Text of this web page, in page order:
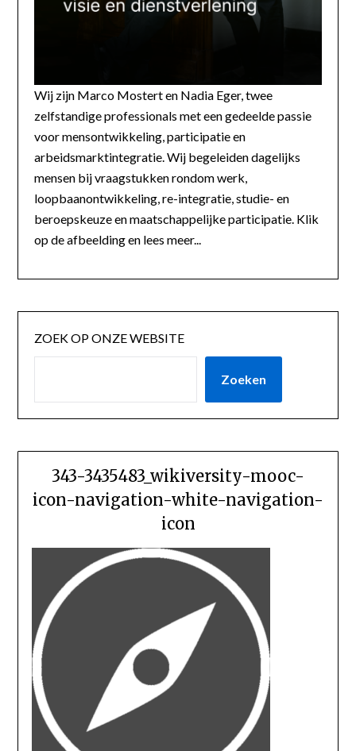
Wij zijn Marco Mostert en Nadia Eger, twee
zelfstandige professionals met een gedeelde passie
voor mensontwikkeling, participatie en
arbeidsmarktintegratie. Wij begeleiden dagelijks
mensen bij vraagstukken rondom werk,
loopbaanontwikkeling, re-integratie, studie- en
beroepskeuze en maatschappelijke participatie. Klik
op de afbeelding en lees meer...
ZOEK OP ONZE WEBSITE
Zoeken
343-3435483_wikiversity-mooc-
icon-navigation-white-navigation-
icon